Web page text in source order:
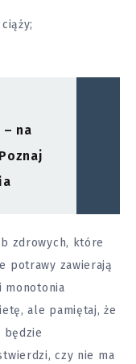
na
zdrowych, które
potrawy zawierają
monotonia
ale pamiętaj, że
będzie
czy nie ma